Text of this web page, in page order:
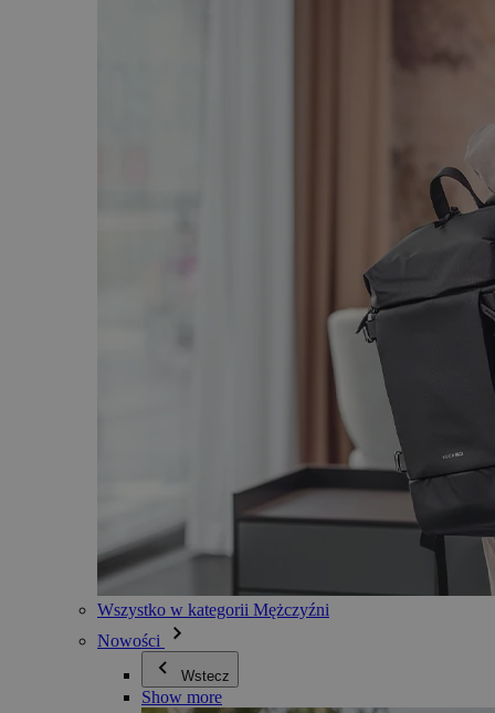
Wszystko w kategorii Mężczyźni
Nowości
Wstecz
Show more